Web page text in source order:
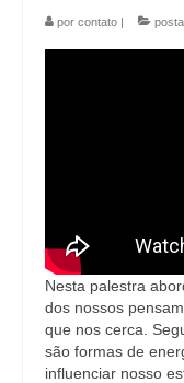
por contato |
Nesta palestra
dos nossos
que nos cerca.
são formas de
influenciar nosso